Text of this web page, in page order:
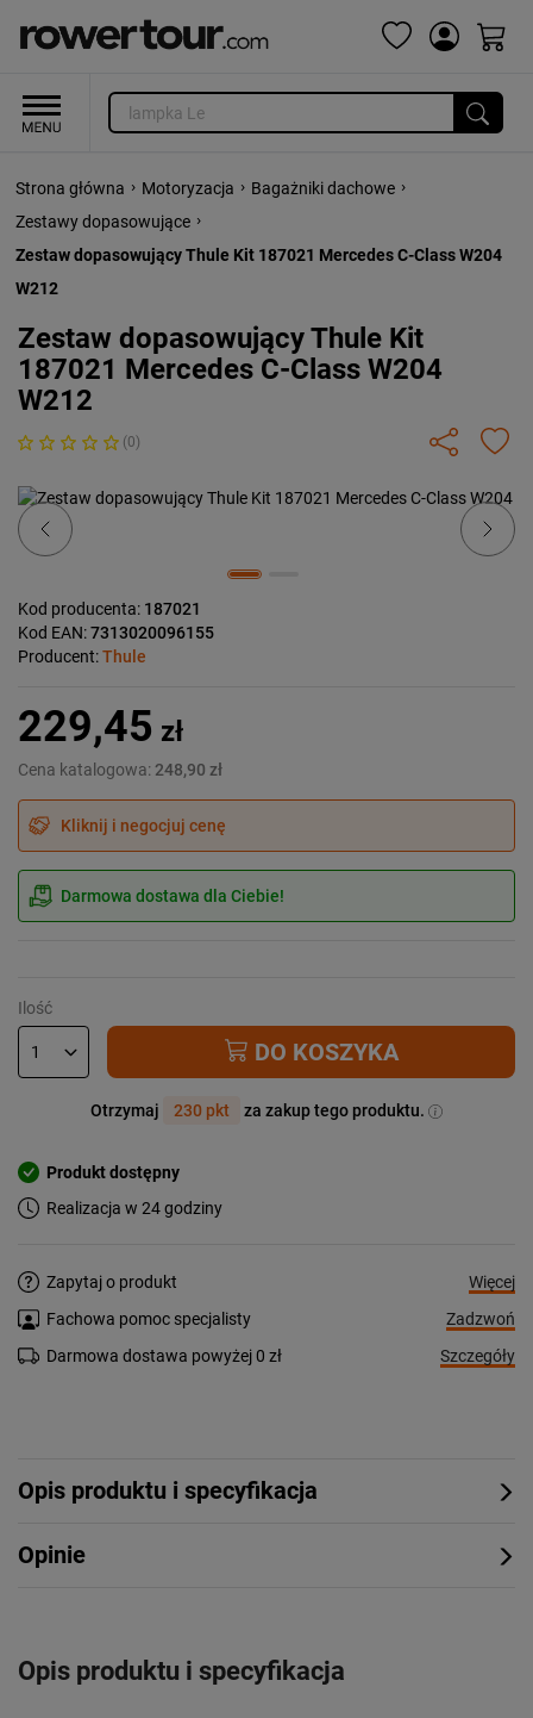
Strona główna › Motoryzacja › Bagażniki dachowe ›
Zestawy dopasowujące ›
Zestaw dopasowujący Thule Kit 187021 Mercedes C-Class W204
W212
Zestaw dopasowujący Thule Kit
187021 Mercedes C-Class W204
W212
(0)
Previous Next
Kod producenta: 187021
Kod EAN:7313020096155
Producent:Thule
229,45 zł
Cena katalogowa: 248,90 zł
Kliknij i negocjuj cenę
Darmowa dostawa dla Ciebie!
Ilość
DO KOSZYKA
Otrzymaj 230 pkt za zakup tego produktu.
Produkt dostępny
Realizacja w 24 godziny
Zapytaj o produkt
Więcej
Fachowa pomoc specjalisty
Zadzwoń
Darmowa dostawa powyżej 0 zł
Szczegóły
Opis produktu i specyfikacja
Opinie
Opis produktu i specyfikacja